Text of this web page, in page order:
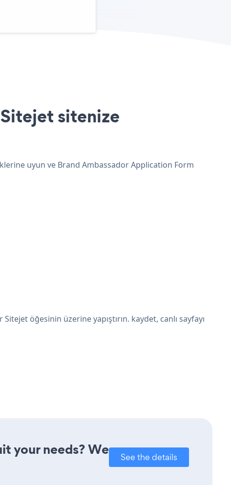
sitenize
uyun ve Brand Ambassador Application Form
öğesinin üzerine yapıştırın. kaydet, canlı sayfayı
your needs? We
See the details